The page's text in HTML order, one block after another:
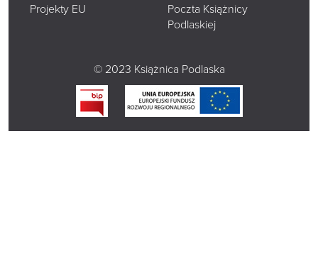
Projekty EU
Poczta Książnicy
Podlaskiej
© 2023 Książnica Podlaska